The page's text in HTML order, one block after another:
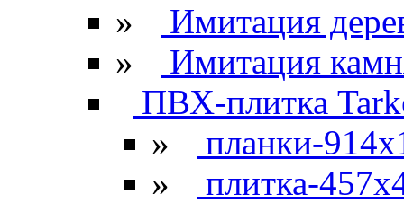
»
Имитация
»
Имитация
ПВХ-плитка
»
планки-
»
плитка-